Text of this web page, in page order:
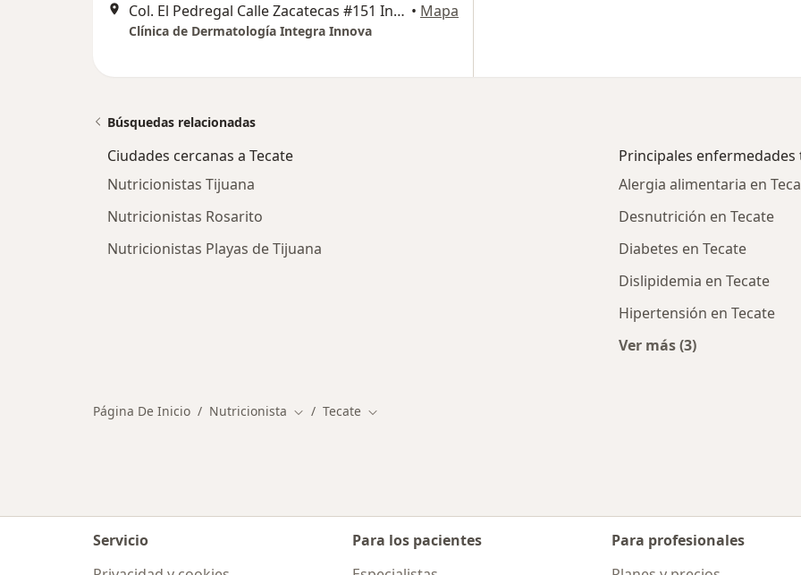
Col. El Pedregal Calle Zacatecas #151 Int. 5, Tecate • Mapa
Clínica de Dermatología Integra Innova
Búsquedas relacionadas
Ciudades cercanas a Tecate
Nutricionistas Tijuana
Nutricionistas Rosarito
Nutricionistas Playas de Tijuana
Principales enfermedades
Alergia alimentaria en
Desnutrición en Tecate
Diabetes en Tecate
Dislipidemia en Tecate
Hipertensión en Tecate
Ver más (3)
Página De Inicio Nutricionista Cambiar de ciudad
Tecate Cambiar de ciudad
Servicio
Para los pacientes
Para profesionales